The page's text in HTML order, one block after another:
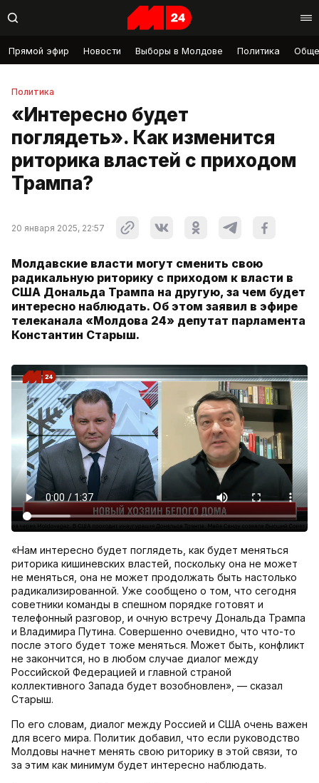
Прямой эфир Новости Выборы в Молдове Политика
Политика
«Интересно будет
поглядеть». Как изменится
риторика властей с приходом
Трампа?
20 января 2025, 22:57
Молдавские власти могут сменить свою
радикальную риторику с приходом к власти в
США Дональда Трампа на другую, за чем будет
интересно наблюдать. Об этом заявил в эфире
телеканала «Молдова 24» депутат парламента
Константин Старыш.
«Нам интересно будет поглядеть, как будет меняться
риторика кишиневских властей, поскольку она не может
не меняться, она не может продолжать быть настолько
радикализированной. Уже сообщено о том, что сегодня
советники команды в спешном порядке готовят и
телефонный разговор, и очную встречу Дональда Трампа
и Владимира Путина. Совершенно очевидно, что что-то
после этого будет тоже меняться. Может быть, конфликт
не закончится, но в любом случае диалог между
Российской Федерацией и главной страной
коллективного Запада будет возобновлен», — сказал
Старыш.
По его словам, диалог между Россией и США очень важен
для всего мира. Политик добавил, что если руководство
Молдовы начнет менять свою риторику в этой связи, то
за этим как минимум будет интересно наблюдать.